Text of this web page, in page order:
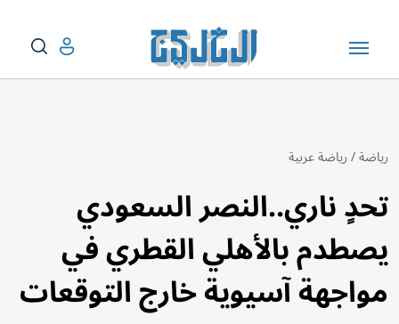
رياضة/رياضة عربية
تحدٍ ناري..النصر السعودي
يصطدم بالأهلي القطري في
مواجهة آسيوية خارج التوقعات